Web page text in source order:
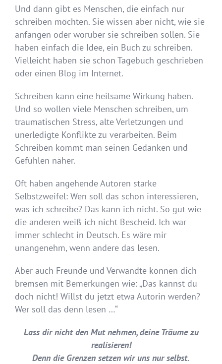
Und dann gibt es Menschen, die einfach nur
schreiben möchten. Sie wissen aber nicht, wie sie
anfangen oder worüber sie schreiben sollen. Sie
haben einfach die Idee, ein Buch zu schreiben.
Vielleicht haben sie schon Tagebuch geschrieben
oder einen Blog im Internet.
Schreiben kann eine heilsame Wirkung haben.
Und so wollen viele Menschen schreiben, um
traumatischen Stress, alte Verletzungen und
unerledigte Konflikte zu verarbeiten. Beim
Schreiben kommt man seinen Gedanken und
Gefühlen näher.
Oft haben angehende Autoren starke
Selbstzweifel: Wen soll das schon interessieren,
was ich schreibe? Das kann ich nicht. So gut wie
die anderen weiß ich nicht Bescheid. Ich war
immer schlecht in Deutsch. Es wäre mir
unangenehm, wenn andere das lesen.
Aber auch Freunde und Verwandte können dich
bremsen mit Bemerkungen wie: „Das kannst du
doch nicht! Willst du jetzt etwa Autorin werden?
Wer soll das denn lesen …“
Lass dir nicht den Mut nehmen, deine Träume zu
realisieren!
Denn die Grenzen setzen wir uns nur selbst.